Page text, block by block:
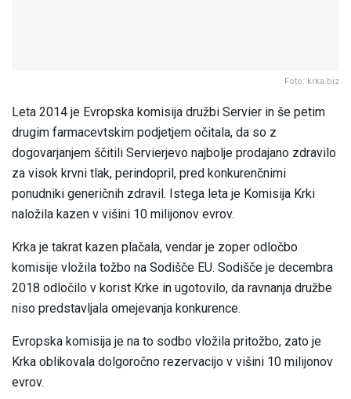
Foto: krka.biz
Leta 2014 je Evropska komisija družbi Servier in še petim
drugim farmacevtskim podjetjem očitala, da so z
dogovarjanjem ščitili Servierjevo najbolje prodajano zdravilo
za visok krvni tlak, perindopril, pred konkurenčnimi
ponudniki generičnih zdravil. Istega leta je Komisija Krki
naložila kazen v višini 10 milijonov evrov.
Krka je takrat kazen plačala, vendar je zoper odločbo
komisije vložila tožbo na Sodišče EU. Sodišče je decembra
2018 odločilo v korist Krke in ugotovilo, da ravnanja družbe
niso predstavljala omejevanja konkurence.
Evropska komisija je na to sodbo vložila pritožbo, zato je
Krka oblikovala dolgoročno rezervacijo v višini 10 milijonov
evrov.